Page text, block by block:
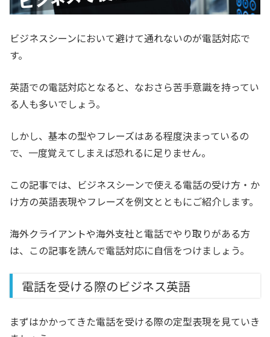
ビジネスシーンにおいて避けて通れないのが電話対応で
す。
英語での電話対応となると、なおさら苦手意識を持ってい
る人も多いでしょう。
しかし、基本の型やフレーズはある程度決まっているの
で、一度覚えてしまえば恐れるに足りません。
この記事では、ビジネスシーンで使える電話の受け方・か
け方の英語表現やフレーズを例文とともにご紹介します。
海外クライアントや海外支社と電話でやり取りがある方
は、この記事を読んで電話対応に自信をつけましょう。
電話を受ける際のビジネス英語
まずはかかってきた電話を受ける際の定型表現を見ていき